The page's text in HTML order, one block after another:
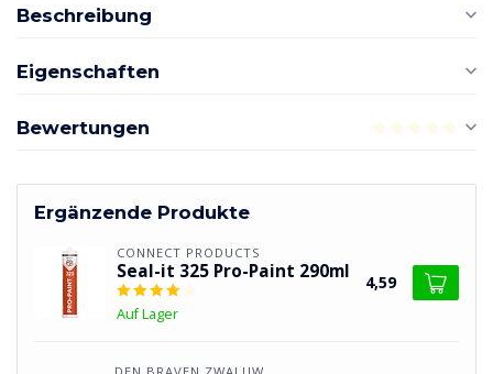
Beschreibung
Eigenschaften
Bewertungen
Ergänzende Produkte
CONNECT PRODUCTS
Seal-it 325 Pro-Paint 290ml
Auf Lager
4,59